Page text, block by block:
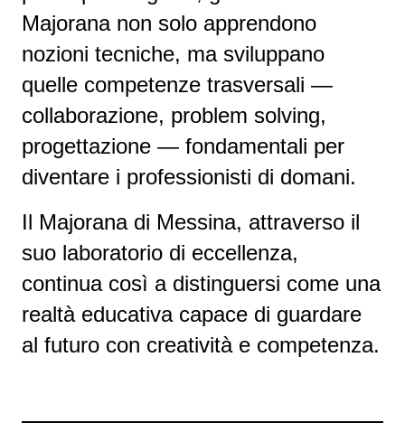
Majorana non solo apprendono
nozioni tecniche, ma sviluppano
quelle competenze trasversali —
collaborazione, problem solving,
progettazione — fondamentali per
diventare i professionisti di domani.
Il Majorana di Messina, attraverso il
suo laboratorio di eccellenza,
continua così a distinguersi come una
realtà educativa capace di guardare
al futuro con creatività e competenza.